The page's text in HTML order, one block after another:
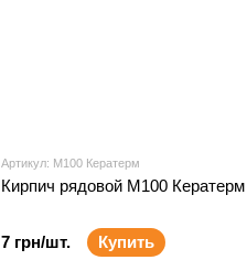
Артикул: М100 Кератерм
Кирпич рядовой М100 Кератерм
7 грн/шт. Купить